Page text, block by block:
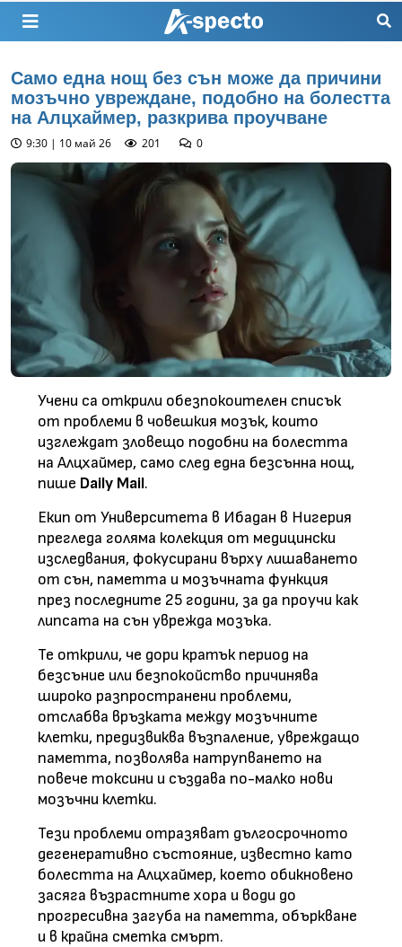
Само една нощ без сън може да причини
мозъчно увреждане, подобно на болестта
на Алцхаймер, разкрива проучване
9:30 | 10 май 26 201 0
Учени са открили обезпокоителен списък
от проблеми в човешкия мозък, които
изглеждат зловещо подобни на болестта
на Алцхаймер, само след една безсънна нощ,
пише Daily Mail.
Екип от Университета в Ибадан в Нигерия
прегледа голяма колекция от медицински
изследвания, фокусирани върху лишаването
от сън, паметта и мозъчната функция
през последните 25 години, за да проучи как
липсата на сън уврежда мозъка.
Те открили, че дори кратък период на
безсъние или безпокойство причинява
широко разпространени проблеми,
отслабва връзката между мозъчните
клетки, предизвиква възпаление, увреждащо
паметта, позволява натрупването на
повече токсини и създава по-малко нови
мозъчни клетки.
Тези проблеми отразяват дългосрочното
дегенеративно състояние, известно като
болестта на Алцхаймер, което обикновено
засяга възрастните хора и води до
прогресивна загуба на паметта, объркване
и в крайна сметка смърт.